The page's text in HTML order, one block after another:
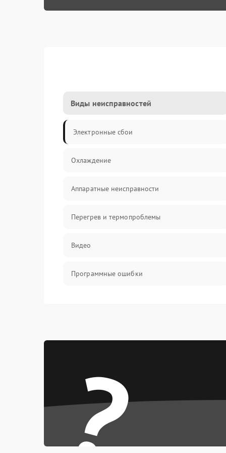
Виды неисправностей
Электронные сбои
Охлаждение
Аппаратные неисправности
Перегрев и термопроблемы
Видео
Программные ошибки
Питание
Электронные компоненты
?